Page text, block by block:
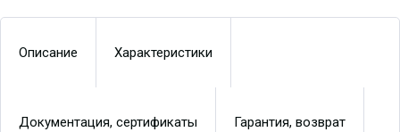
Описание Характеристики
Документация, сертификаты Гарантия, возврат